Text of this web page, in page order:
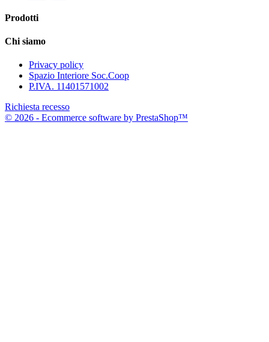
Prodotti
Chi siamo
Privacy policy
Spazio Interiore Soc.Coop
P.IVA. 11401571002
Richiesta recesso
© 2026 - Ecommerce software by PrestaShop™